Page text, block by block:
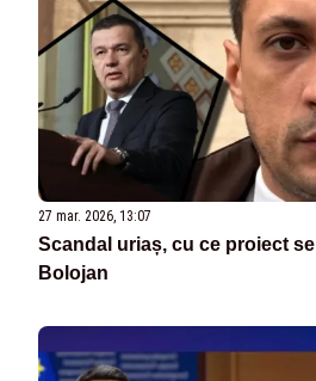
27 mar. 2026, 13:07
Scandal uriaș, cu ce proiect
Bolojan